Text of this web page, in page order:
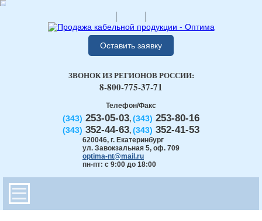
Оставить заявку
Телефон/Факс
(343) 253-05-03, (343) 253-80-16
(343) 352-44-63, (343) 352-41-53
620046, г. Екатеринбург
ул. Завокзальная 5, оф. 709
optima-nt@mail.ru
пн-пт: с 9:00 до 18:00
ЗВОНОК ИЗ РЕГИОНОВ РОССИИ:
8-800-775-37-71